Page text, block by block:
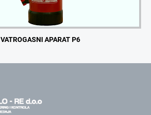
VATROGASNI APARAT P6